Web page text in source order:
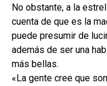
No obstante, a la
cuenta de que es la
puede presumir de
además de ser una
más bellas.
«La gente cree que